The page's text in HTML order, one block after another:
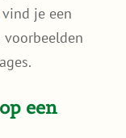
vind je een
voorbeelden
een